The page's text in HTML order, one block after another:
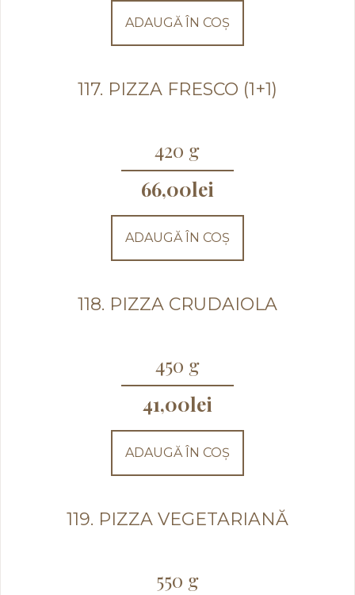
ADAUGĂ ÎN COȘ
117. PIZZA FRESCO (1+1)
420 g
66,00lei
ADAUGĂ ÎN COȘ
118. PIZZA CRUDAIOLA
450 g
41,00lei
ADAUGĂ ÎN COȘ
119. PIZZA VEGETARIANĂ
550 g